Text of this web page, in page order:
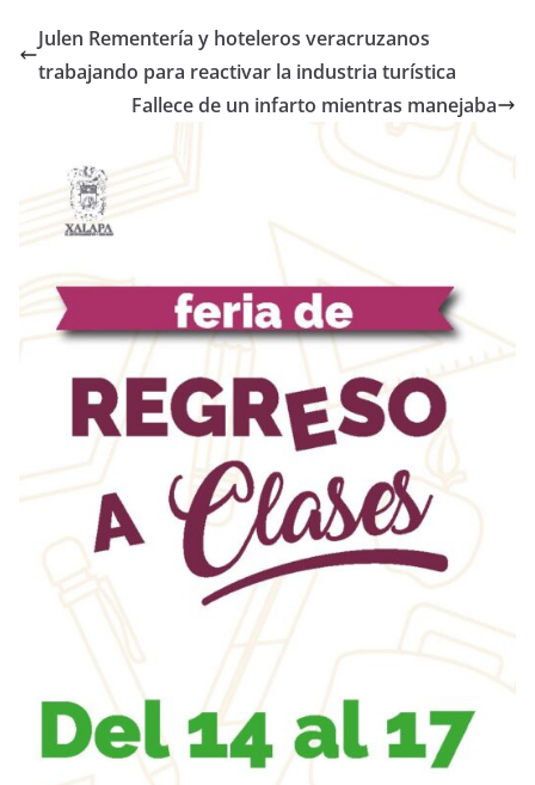
Julen Rementería y hoteleros veracruzanos
trabajando para reactivar la industria turística
Fallece de un infarto mientras manejaba